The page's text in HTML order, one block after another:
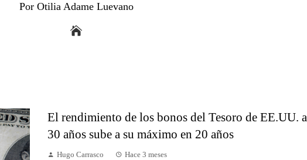
Por Otilia Adame Luevano
El rendimiento de los bonos del Tesoro de EE.UU. a
30 años sube a su máximo en 20 años
Hugo Carrasco Hace 3 meses